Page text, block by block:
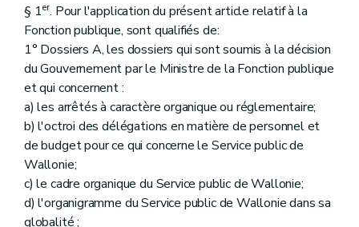
§ 1er. Pour l'application du présent article relatif à la
Fonction publique, sont qualifiés de:
1° Dossiers A, les dossiers qui sont soumis à la décision
du Gouvernement par le Ministre de la Fonction publique
et qui concernent :
a) les arrêtés à caractère organique ou réglementaire;
b) l'octroi des délégations en matière de personnel et
de budget pour ce qui concerne le Service public de
Wallonie;
c) le cadre organique du Service public de Wallonie;
d) l'organigramme du Service public de Wallonie dans sa
globalité ;